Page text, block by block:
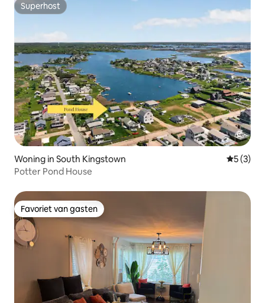
Superhost
Superhost
Woning in South Kingstown
5 (3)
Potter Pond House
Favoriet van gasten
Favoriet van gasten